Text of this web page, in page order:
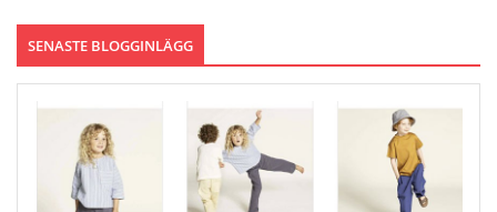
SENASTE BLOGGINLÄGG